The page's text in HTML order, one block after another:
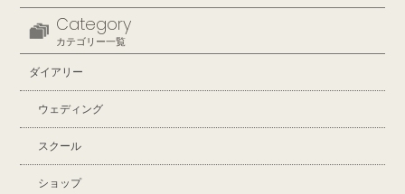
Category
カテゴリー一覧
ダイアリー
ウェディング
スクール
ショップ